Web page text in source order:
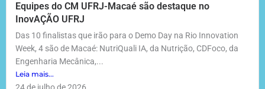
Equipes do CM UFRJ-Macaé são destaque no
InovAÇÃO UFRJ
Das 10 finalistas que irão para o Demo Day na Rio Innovation
Week, 4 são de Macaé: NutriQuali IA, da Nutrição, CDFoco, da
Engenharia Mecânica,...
Leia mais...